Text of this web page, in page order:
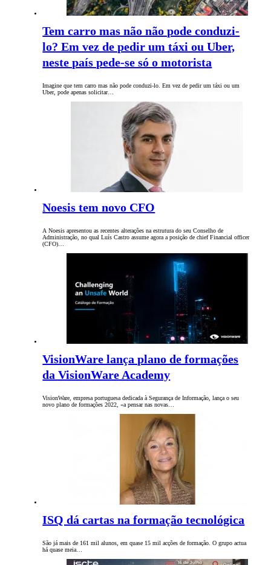
Tem carro mas não não pode conduzi-
lo? Em vez de pedir um táxi ou Uber,
neste país pede-se só o motorista
Imagine que tem carro mas não pode conduzi-lo. Em vez de pedir um táxi ou um
Uber, pode apenas solicitar…
Noesis tem novo CFO
A Noesis apresentou as recentes alterações na estrutura do seu Conselho de
Administração, no qual Luís Castro assume agora a posição de chief Financial officer
(CFO)…
VisionWare lança plano de formações
da VisionWare Academy
VisionWare, empresa portuguesa dedicada à Segurança de Informação, lança o seu
novo plano de formações 2022, «a pensar nas novas…
ISQ dá cartas na formação tecnológica
São já mais de 161 mil alunos, em quase 15 mil acções de formação. O grupo actua
há quase meia…